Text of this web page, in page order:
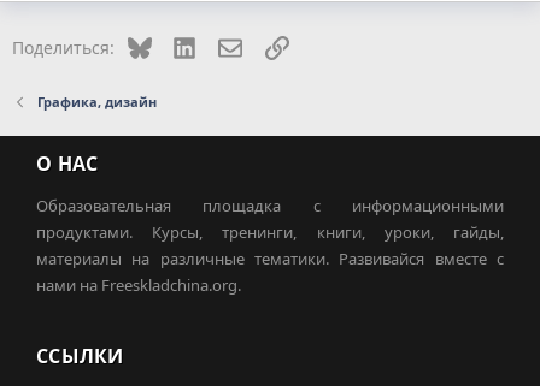
Поделиться: Bluesky LinkedInЭлектронная почта
Ссылка
Графика, дизайн
О НАС
Образовательная площадка с информационными
продуктами. Курсы, тренинги, книги, уроки, гайды,
материалы на различные тематики. Развивайся вместе с
нами на Freeskladchina.org.
ССЫЛКИ